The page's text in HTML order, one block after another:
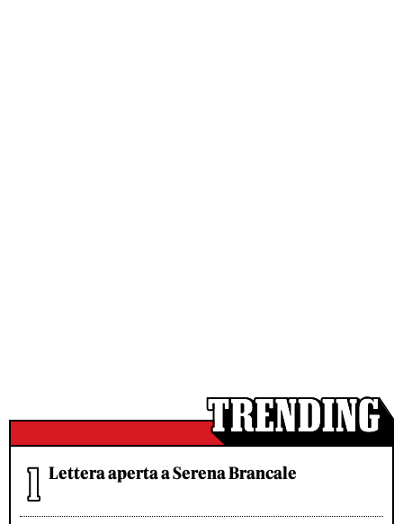
Lettera aperta a Serena Brancale